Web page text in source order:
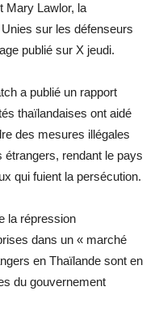
Mary Lawlor, la
sur les défenseurs
publié sur X jeudi.
a publié un rapport
thaïlandaises ont aidé
des mesures illégales
rendant le pays
qui fuient la persécution.
la répression
dans un « marché
en Thaïlande sont en
du gouvernement